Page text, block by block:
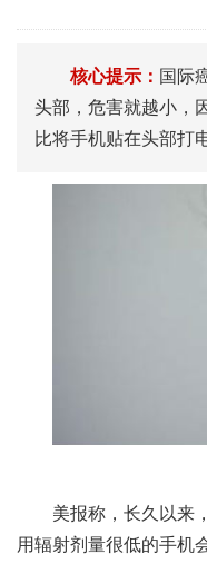
核心提示： 国际
头部，危害就越小，
比将手机贴在头部打
美报称，长久以来
用辐射剂量很低的手机